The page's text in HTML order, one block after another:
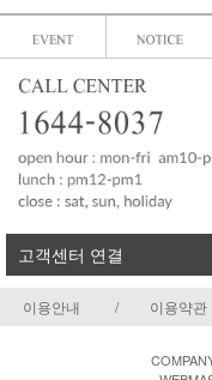
고객센터 연결
이용안내 / 이용약관